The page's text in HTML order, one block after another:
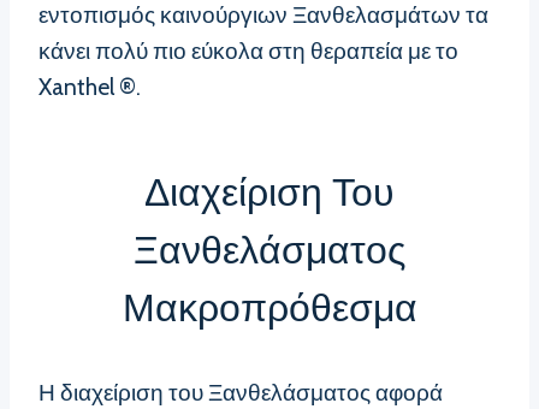
εντοπισμός καινούργιων Ξανθελασμάτων τα
κάνει πολύ πιο εύκολα στη θεραπεία με το
Xanthel ®.
Διαχείριση Του
Ξανθελάσματος
Μακροπρόθεσμα
Η διαχείριση του Ξανθελάσματος αφορά